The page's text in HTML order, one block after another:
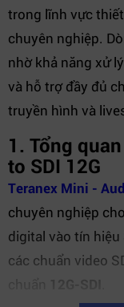
trong lĩnh vực
chuyên nghiệp.
nhờ khả năng xử
và hỗ trợ đầy đủ
truyền hình và
1. Tổng
to SDI 12G
Teranex Mini -
chuyên nghiệp
digital vào tín
các chuẩn video